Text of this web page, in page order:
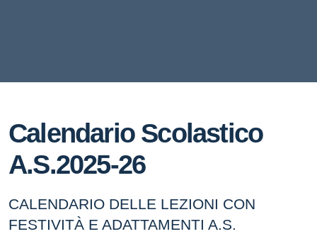
Calendario Scolastico
A.S.2025-26
CALENDARIO DELLE LEZIONI CON
FESTIVITÀ E ADATTAMENTI A.S.